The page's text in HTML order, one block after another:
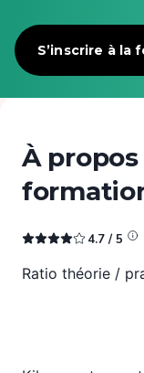
S’inscrire à la
À propos
4.7 / 5
Ratio théorie /